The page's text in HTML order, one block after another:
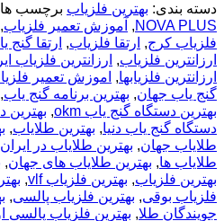
دسته بندی: بهترین فلزیاب برچسب
NOVA PLUS
, آموزش تعمیر فلزیاب,
فلزیاب کرج, ارتقا فلزیاب, ارتقا گنج
ارزانترین فلزیاب, ارزانترین فلزیاب
ارزانترین فلزیابها, اموزش تعمیر
گنج ياب جهان, بهترین برنامه گنج یاب,
بهترین دستگاه گنج یاب okm
, بهترین
دستگاه گنج یاب دنیا, بهترین طلایاب,
طلایاب جهان, بهترین طلایاب در ایران
طلایاب ها, بهترین طلایاب های جهان,
بهترین فلزیاب, بهترین فلزیاب vlf ,
فلزیاب بوقی, بهترین فلزیاب پالسی,
جویندگان طلا, بهترین فلزیاب پالسی